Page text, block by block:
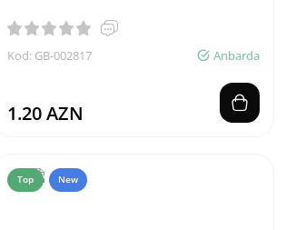
Kod: GB-002817 Anbarda
1.20 AZN
Top New